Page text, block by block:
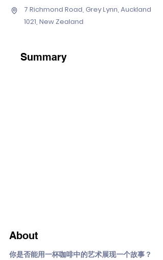
7 Richmond Road, Grey Lynn, Auckland
1021, New Zealand
Summary
About
你是否能用一杯咖啡中的艺术展现一个故事？